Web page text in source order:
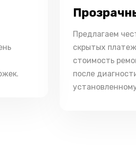
Предлагаем
скрытых
стоимость
после